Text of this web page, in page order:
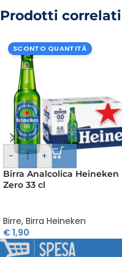
Prodotti correlati
SCONTO QUANTITÀ
- +
Birra Analcolica Heineken
Zero 33 cl
Birre, Birra Heineken
€1,90